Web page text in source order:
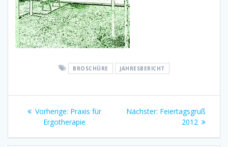
BROSCHÜRE JAHRESBERICHT
Beitragsnavigation
Vorherige: Vorheriger
Beitrag:
Praxis für
Ergotherapie
Nächster: Nächster
Beitrag:
Feiertagsgruß
2012